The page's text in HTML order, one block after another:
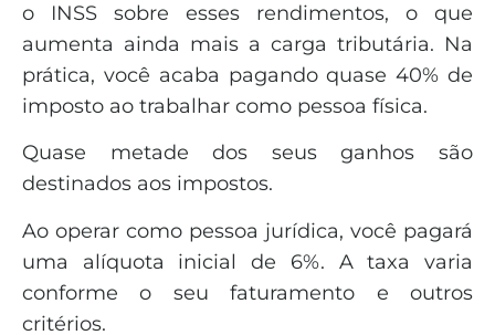
o INSS sobre esses rendimentos, o que
aumenta ainda mais a carga tributária. Na
prática, você acaba pagando quase 40% de
imposto ao trabalhar como pessoa física.
Quase metade dos seus ganhos são
destinados aos impostos.
Ao operar como pessoa jurídica, você pagará
uma alíquota inicial de 6%. A taxa varia
conforme o seu faturamento e outros
critérios.